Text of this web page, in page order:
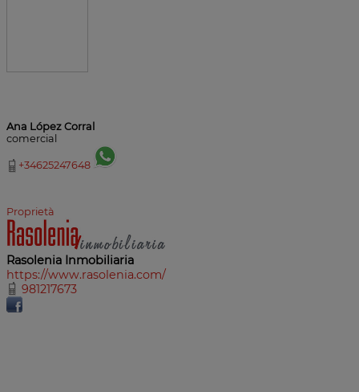
Ana López Corral
comercial
+34625247648
Proprietà
Rasolenia Inmobiliaria
https://www.rasolenia.com/
981217673